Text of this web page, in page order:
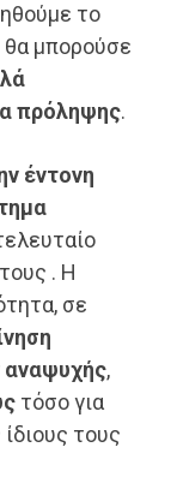
το
θα μπορούσε
πρόληψης.
έντονη
. Η
σε
,
τόσο για
τους